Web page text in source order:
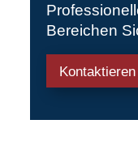
Bereichen